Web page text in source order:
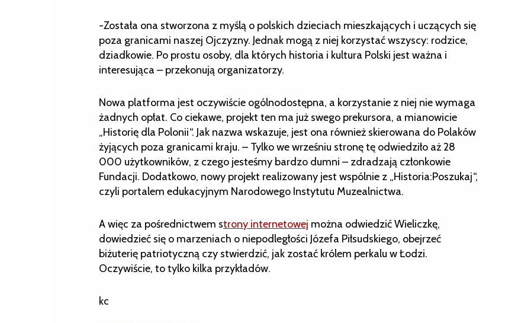
-Została ona stworzona z myślą o polskich dzieciach mieszkających i uczących się
poza granicami naszej Ojczyzny. Jednak mogą z niej korzystać wszyscy: rodzice,
dziadkowie. Po prostu osoby, dla których historia i kultura Polski jest ważna i
interesująca – przekonują organizatorzy.
Nowa platforma jest oczywiście ogólnodostępna, a korzystanie z niej nie wymaga
żadnych opłat. Co ciekawe, projekt ten ma już swego prekursora, a mianowicie
„Historię dla Polonii“. Jak nazwa wskazuje, jest ona również skierowana do Polaków
żyjących poza granicami kraju. – Tylko we wrześniu stronę tę odwiedziło aż 28
000 użytkowników, z czego jesteśmy bardzo dumni – zdradzają członkowie
Fundacji. Dodatkowo, nowy projekt realizowany jest wspólnie z „Historia:Poszukaj“,
czyli portalem edukacyjnym Narodowego Instytutu Muzealnictwa.
A więc za pośrednictwem strony internetowej można odwiedzić Wieliczkę,
dowiedzieć się o marzeniach o niepodległości Józefa Piłsudskiego, obejrzeć
biżuterię patriotyczną czy stwierdzić, jak zostać królem perkalu w Łodzi.
Oczywiście, to tylko kilka przykładów.
kc